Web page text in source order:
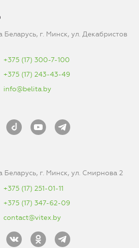
Беларусь, г. Минск, ул. Декабристов
+375 (17) 300-7-100
+375 (17) 243-43-49
info@belita.by
Беларусь, г. Минск, ул. Смирнова 2
+375 (17) 251-01-11
+375 (17) 347-62-09
contact@vitex.by